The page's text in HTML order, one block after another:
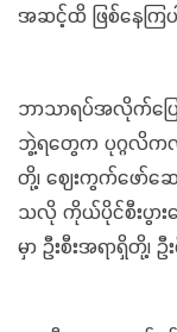
အဆင့်ထိ ဖြစ်နေကြပ
ဘာသာရပ်အလိုက်ပြေ
ဘွဲ့ရတွေက ပုဂ္ဂလိကလုပ်
တို့၊ ဈေးကွက်ဖော်ဆေ
သလို ကိုယ်ပိုင်စီးပွာ
မှာ ဦးစီးအရာရှိတို့၊